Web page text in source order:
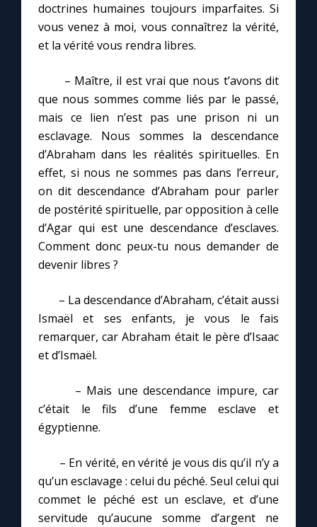
doctrines humaines toujours imparfaites. Si
vous venez à moi, vous connaîtrez la vérité,
et la vérité vous rendra libres.
– Maître, il est vrai que nous t’avons dit
que nous sommes comme liés par le passé,
mais ce lien n’est pas une prison ni un
esclavage. Nous sommes la descendance
d’Abraham dans les réalités spirituelles. En
effet, si nous ne sommes pas dans l’erreur,
on dit descendance d’Abraham pour parler
de postérité spirituelle, par opposition à celle
d’Agar qui est une descendance d’esclaves.
Comment donc peux-tu nous demander de
devenir libres ?
– La descendance d’Abraham, c’était aussi
Ismaël et ses enfants, je vous le fais
remarquer, car Abraham était le père d’Isaac
et d’Ismaël.
– Mais une descendance impure, car
c’était le fils d’une femme esclave et
égyptienne.
– En vérité, en vérité je vous dis qu’il n’y a
qu’un esclavage : celui du péché. Seul celui qui
commet le péché est un esclave, et d’une
servitude qu’aucune somme d’argent ne